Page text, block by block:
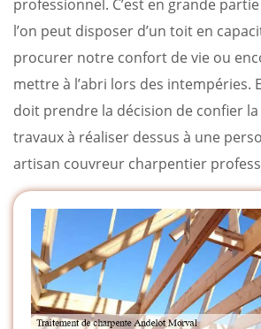
professionnel. C’est en grande
l’on peut disposer d’un toit en
procurer notre confort de vie ou
mettre à l’abri lors des intempéries.
doit prendre la décision de confier
travaux à réaliser dessus à une
artisan couvreur charpentier